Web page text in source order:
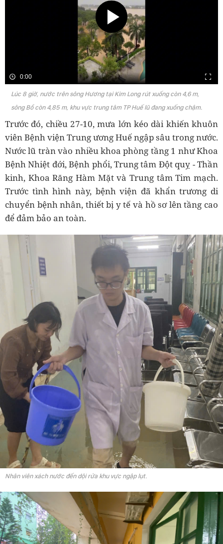
0:00
Lúc 8 giờ, nước trên sông Hương tại Kim Long rút xuống còn 4,6 m,
sông Bồ còn 4,85 m, khu vực trung tâm TP Huế lũ đang xuống chậm.
Trước đó, chiều 27-10, mưa lớn kéo dài khiến khuôn
viên Bệnh viện Trung ương Huế ngập sâu trong nước.
Nước lũ tràn vào nhiều khoa phòng tầng 1 như Khoa
Bệnh Nhiệt đới, Bệnh phổi, Trung tâm Đột quỵ - Thần
kinh, Khoa Răng Hàm Mặt và Trung tâm Tim mạch.
Trước tình hình này, bệnh viện đã khẩn trương di
chuyển bệnh nhân, thiết bị y tế và hồ sơ lên tầng cao
để đảm bảo an toàn.
Nhân viên xách nước đến dội rửa khu vực ngập lụt.